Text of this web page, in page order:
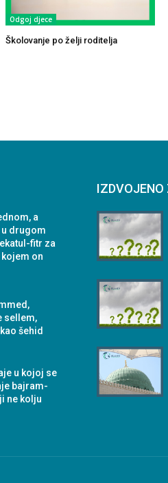
Odgoj djece
Školovanje po želji roditelja
a
drugom
fitr za
on
sellem,
šehid
u kojoj se
bajram-
ne kolju
IZDVOJENO